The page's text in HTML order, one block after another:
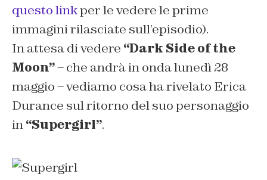
questo linkper le vedere le prime
immagini rilasciate sull’episodio).
In attesa di vedere “Dark Side of the
Moon”– che andrà in onda lunedì 28
maggio – vediamo cosa ha rivelato Erica
Durance sul ritorno del suo personaggio
in“Supergirl”.